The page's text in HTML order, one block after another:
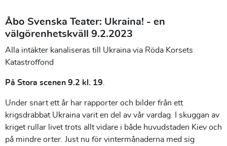
Åbo Svenska Teater: Ukraina! - en
välgörenhetskväll 9.2.2023
Alla intäkter kanaliseras till Ukraina via Röda Korsets
Katastroffond
På Stora scenen 9.2 kl. 19
Under snart ett år har rapporter och bilder från ett
krigsdrabbat Ukraina varit en del av vår vardag. I skuggan av
kriget rullar livet trots allt vidare i både huvudstaden Kiev och
på mindre orter. Just nu för vintermånaderna med sig